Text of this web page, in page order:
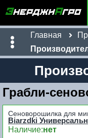
Главная
Грабли-
Сеноворошилка для
Biarzdki
Наличие:нет